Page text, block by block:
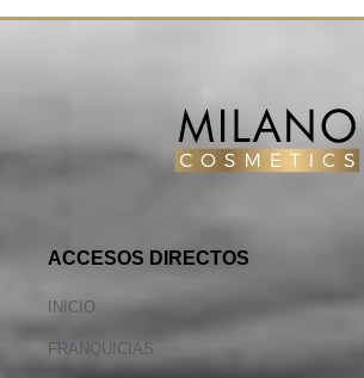
ACCESOS DIRECTOS
INICIO
FRANQUICIAS